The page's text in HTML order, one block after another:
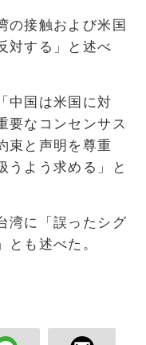
の接触および米国
対する」と述べ
中国は米国に対
要なコンセンサス
束と声明を尊重
うよう求める」と
湾に「誤ったシグ
も述べた。